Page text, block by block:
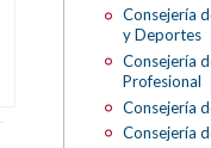
Consejería
y Deportes
Consejería
Profesional
Consejería
Consejería